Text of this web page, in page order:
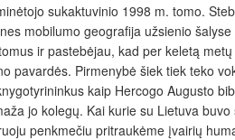
sukaktuvinio 1998 m. tomo.
mobilumo geografija užsienio
ir pastebėjau, kad per keletą
pavardės. Pirmenybė šiek tiek teko
kaip Hercogo Augusto
jo kolegų. Kai kurie su Lietuva
penkmečiu pritraukėme įvairių